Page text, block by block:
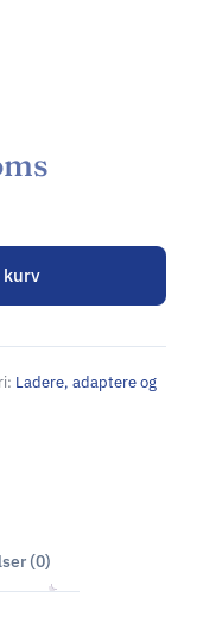
Ladere, adaptere og
(0)